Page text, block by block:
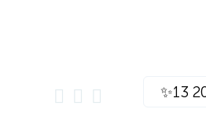
✨13